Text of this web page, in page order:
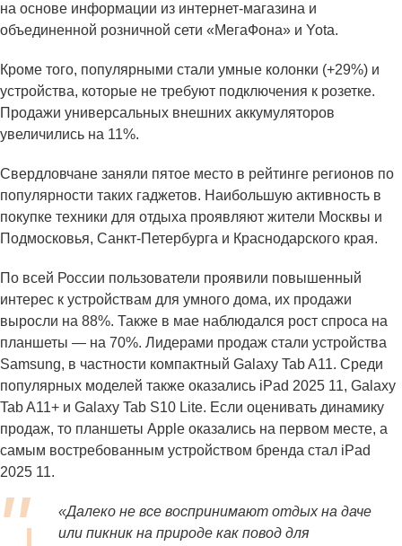
на основе информации из интернет-магазина и
объединенной розничной сети «МегаФона» и Yota.
Кроме того, популярными стали умные колонки (+29%) и
устройства, которые не требуют подключения к розетке.
Продажи универсальных внешних аккумуляторов
увеличились на 11%.
Свердловчане заняли пятое место в рейтинге регионов по
популярности таких гаджетов. Наибольшую активность в
покупке техники для отдыха проявляют жители Москвы и
Подмосковья, Санкт-Петербурга и Краснодарского края.
По всей России пользователи проявили повышенный
интерес к устройствам для умного дома, их продажи
выросли на 88%. Также в мае наблюдался рост спроса на
планшеты — на 70%. Лидерами продаж стали устройства
Samsung, в частности компактный Galaxy Tab A11. Среди
популярных моделей также оказались iPad 2025 11, Galaxy
Tab A11+ и Galaxy Tab S10 Lite. Если оценивать динамику
продаж, то планшеты Apple оказались на первом месте, а
самым востребованным устройством бренда стал iPad
2025 11.
«Далеко не все воспринимают отдых на даче
или пикник на природе как повод для